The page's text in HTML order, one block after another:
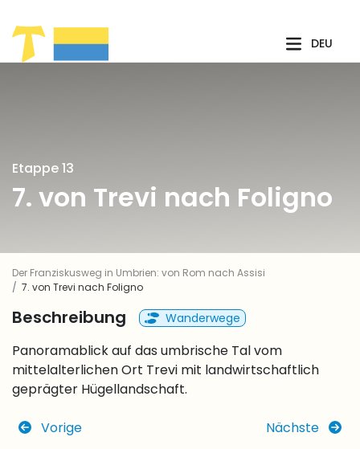
DEU
Etappe 13
7. von Trevi nach Foligno
Der Franziskusweg in Umbrien: von Rom nach Assisi
7. von Trevi nach Foligno
Beschreibung Wanderwege
Panoramablick auf das umbrische Tal vom
mittelalterlichen Ort Trevi mit landwirtschaftlich
geprägter Hügellandschaft.
Vorige Nächste